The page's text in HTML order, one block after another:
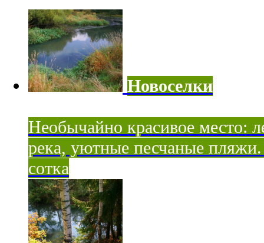
Новоселки
Необычайно красивое место:
река, уютные песчаные
сотка